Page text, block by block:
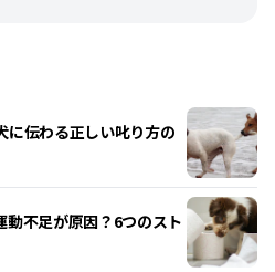
に伝わる正しい叱り方の
動不足が原因？6つのスト